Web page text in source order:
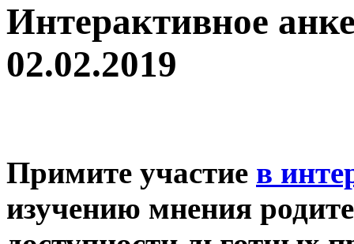
Интерактивное
02.02.2019
Примите участие в
изучению мнения